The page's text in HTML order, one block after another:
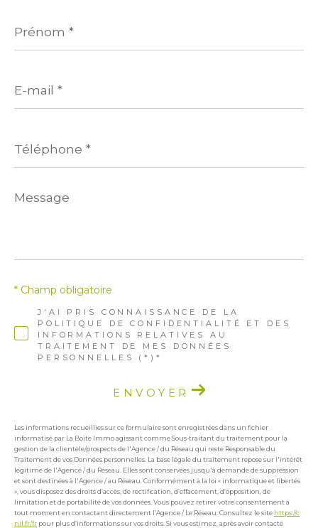
*
mail
*
*
Message
*
J'AI PRIS CONNAISSANCE DE LA
POLITIQUE DE CONFIDENTIALITÉ ET DES
INFORMATIONS RELATIVES AU
TRAITEMENT DE MES DONNÉES
PERSONNELLES (*)*
* Champ obligatoire
ENVOYER
Les informations recueillies sur ce formulaire sont enregistrées dans un fichier
informatisé par La Boite Immo agissant comme Sous-traitant du traitement pour la
gestion de la clientèle/prospects de l'Agence / du Réseau qui reste Responsable du
Traitement de vos Données personnelles. La base légale du traitement repose sur l'intérêt
légitime de l'Agence / du Réseau. Elles sont conservées jusqu'à demande de suppression
et sont destinées à l'Agence / au Réseau. Conformément à la loi « informatique et libertés
», vous disposez des droits d’accès, de rectification, d’effacement, d’opposition, de
limitation et de portabilité de vos données. Vous pouvez retirer votre consentement à
tout moment en contactant directement l’Agence / Le Réseau. Consultez le site https://c
nil.fr/fr pour plus d’informations sur vos droits. Si vous estimez, après avoir contacté